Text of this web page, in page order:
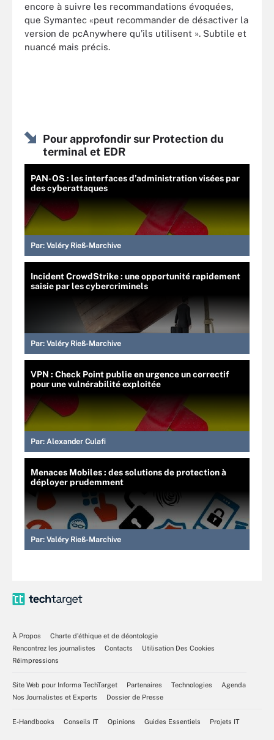
encore à suivre les recommandations évoquées,
que Symantec «peut recommander de désactiver la
version de pcAnywhere qu’ils utilisent ». Subtile et
nuancé mais précis.
Pour approfondir sur Protection du
terminal et EDR
PAN-OS : les interfaces d’administration visées par
des cyberattaques
Par: Valéry Rieß-Marchive
Incident CrowdStrike : une opportunité rapidement
saisie par les cybercriminels
Par: Valéry Rieß-Marchive
VPN : Check Point publie en urgence un correctif
pour une vulnérabilité exploitée
Par: Alexander Culafi
Menaces Mobiles : des solutions de protection à
déployer prudemment
Par: Valéry Rieß-Marchive
À Propos
Charte d’éthique et de déontologie
Rencontrez les journalistes
Contacts
Utilisation Des Cookies
Réimpressions
Site Web pour Informa TechTarget Partenaires Technologies
Agenda
Nos Journalistes et Experts
Dossier de Presse
E-Handbooks Conseils IT Opinions Guides Essentiels Projets IT